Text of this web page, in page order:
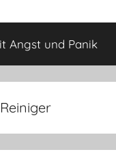
Angst und Panik